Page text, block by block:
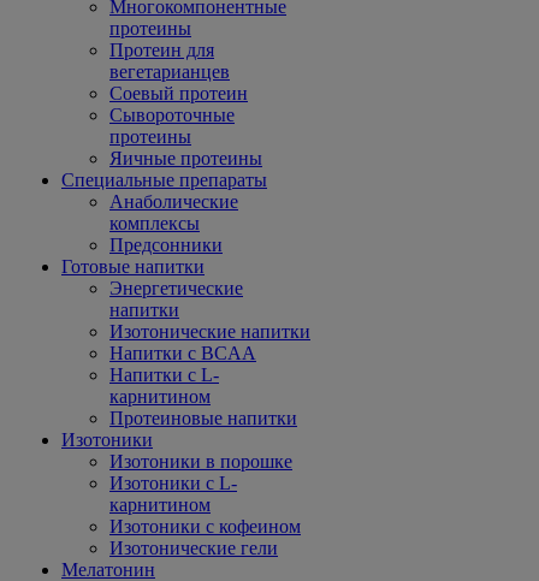
Многокомпонентные
протеины
Протеин для
вегетарианцев
Соевый протеин
Сывороточные
протеины
Яичные протеины
Специальные препараты
Анаболические
комплексы
Предсонники
Готовые напитки
Энергетические
напитки
Изотонические напитки
Напитки с BCAA
Напитки с L-
карнитином
Протеиновые напитки
Изотоники
Изотоники в порошке
Изотоники с L-
карнитином
Изотоники с кофеином
Изотонические гели
Мелатонин